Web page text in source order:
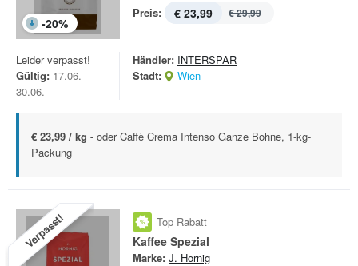
-20%
Preis: € 23,99 € 29,99
Leider verpasst!
Gültig: 17.06. -
30.06.
Händler: INTERSPAR
Stadt:
Wien
€ 23,99 / kg - oder Caffè Crema Intenso Ganze Bohne, 1-kg-
Packung
Verpasst! Top Rabatt
Kaffee Spezial
Marke: J. Hornig